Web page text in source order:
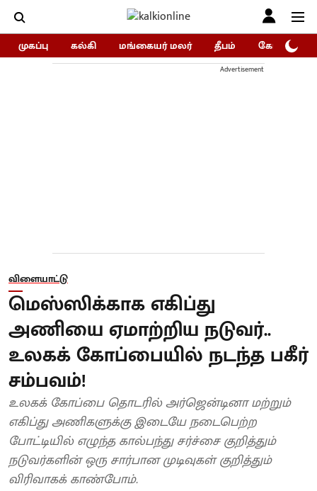
முகப்பு கல்கி மங்கையர் மலர் தீபம் கோகுலம்/
Advertisement
விளையாட்டு
மெஸ்ஸிக்காக எகிப்து
அணியை ஏமாற்றிய நடுவர்..
உலகக் கோப்பையில் நடந்த பகீர்
சம்பவம்!
உலகக் கோப்பை தொடரில் அர்ஜென்டினா மற்றும்
எகிப்து அணிகளுக்கு இடையே நடைபெற்ற
போட்டியில் எழுந்த கால்பந்து சர்ச்சை குறித்தும்
நடுவர்களின் ஒரு சார்பான முடிவுகள் குறித்தும்
விரிவாகக் காண்போம்.